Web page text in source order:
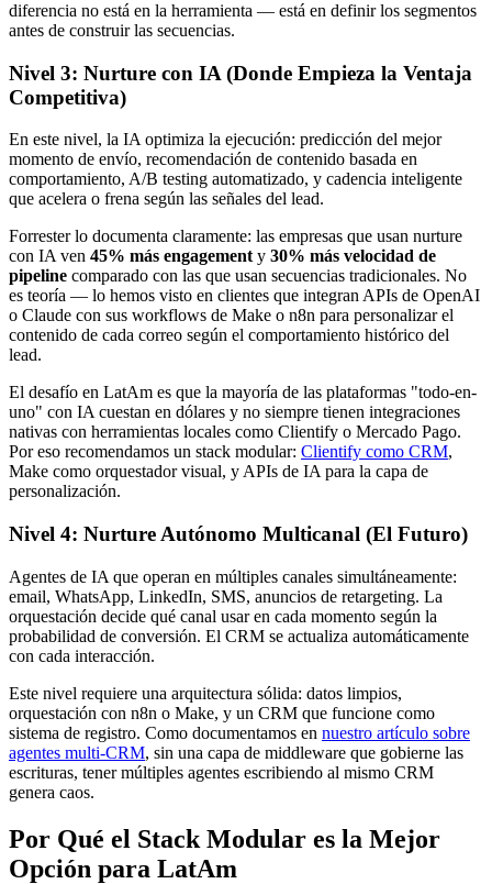
diferencia no está en la herramienta — está en definir los segmentos
antes de construir las secuencias.
Nivel 3: Nurture con IA (Donde Empieza la Ventaja
Competitiva)
En este nivel, la IA optimiza la ejecución: predicción del mejor
momento de envío, recomendación de contenido basada en
comportamiento, A/B testing automatizado, y cadencia inteligente
que acelera o frena según las señales del lead.
Forrester lo documenta claramente: las empresas que usan nurture
con IA ven 45% más engagement y 30% más velocidad de
pipeline comparado con las que usan secuencias tradicionales. No
es teoría — lo hemos visto en clientes que integran APIs de OpenAI
o Claude con sus workflows de Make o n8n para personalizar el
contenido de cada correo según el comportamiento histórico del
lead.
El desafío en LatAm es que la mayoría de las plataformas "todo-en-
uno" con IA cuestan en dólares y no siempre tienen integraciones
nativas con herramientas locales como Clientify o Mercado Pago.
Por eso recomendamos un stack modular: Clientify como CRM,
Make como orquestador visual, y APIs de IA para la capa de
personalización.
Nivel 4: Nurture Autónomo Multicanal (El Futuro)
Agentes de IA que operan en múltiples canales simultáneamente:
email, WhatsApp, LinkedIn, SMS, anuncios de retargeting. La
orquestación decide qué canal usar en cada momento según la
probabilidad de conversión. El CRM se actualiza automáticamente
con cada interacción.
Este nivel requiere una arquitectura sólida: datos limpios,
orquestación con n8n o Make, y un CRM que funcione como
sistema de registro. Como documentamos en nuestro artículo sobre
agentes multi-CRM, sin una capa de middleware que gobierne las
escrituras, tener múltiples agentes escribiendo al mismo CRM
genera caos.
Por Qué el Stack Modular es la Mejor
Opción para LatAm